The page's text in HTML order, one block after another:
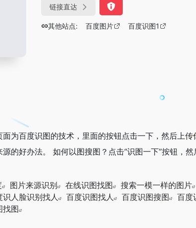
链接直达
其他站点: 百度图片 百度识图1
为百度识图的技术，里面的按钮点击一下，然后上
的好办法。 如何以图搜图？点击“识图一下”按钮，
图片来源识别 在线识图找图 搜索一模一样的图片
识人脸识别找人 百度识图找人 百度识图搜图 百度
找图